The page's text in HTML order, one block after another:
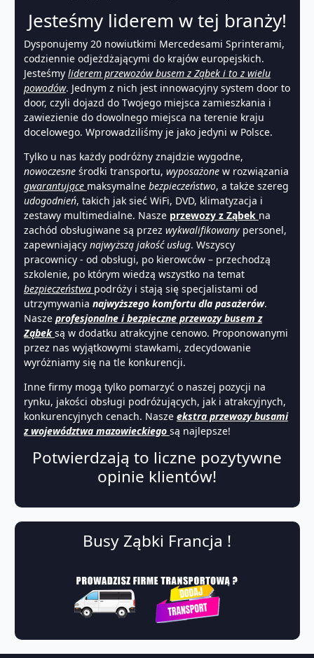
Jesteśmy liderem w tej branży!
Dysponujemy 20 nowiutkimi Mercedesami Sprinterami,
codziennie odjeżdżającymi do krajów europejskich.
Jesteśmy liderem przewozów busem z Ząbek i to z wielu
powodów. Jednym z nich jest innowacyjny system door to
door, czyli dojazd do Twojego miejsca zamieszkania i
zawiezienie do dowolnego miejsca na terenie kraju
docelowego. Wprowadziliśmy je jako jedyni w Polsce.
Tylko u nas każdy podróżny znajdzie wygodne,
nowoczesne środki transportu, wyposażone w rozwiązania
gwarantujące maksymalne bezpieczeństwo, a także szereg
udogodnień, takich jak sieć WiFi, DVD, klimatyzacja i
zestawy multimedialne. Nasze przewozy z Ząbek na
zachód obsługiwane są przez wykwalifikowany personel,
zapewniający najwyższą jakość usług. Wszyscy
pracownicy - od obsługi, po kierowców – przechodzą
szkolenie, po którym wiedzą wszystko na temat
bezpieczeństwa podróży i stają się specjalistami od
utrzymywania najwyższego komfortu dla pasażerów.
Nasze profesjonalne i bezpieczne przewozy busem z
Ząbeksą w dodatku atrakcyjne cenowo. Proponowanymi
przez nas wyjątkowymi stawkami, zdecydowanie
wyróżniamy się na tle konkurencji.
Inne firmy mogą tylko pomarzyć o naszej pozycji na
rynku, jakości obsługi podróżujących, jak i atrakcyjnych,
konkurencyjnych cenach. Nasze ekstra przewozy busami
z województwa mazowieckiego są najlepsze!
Potwierdzają to liczne pozytywne
opinie klientów!
Busy Ząbki Francja !